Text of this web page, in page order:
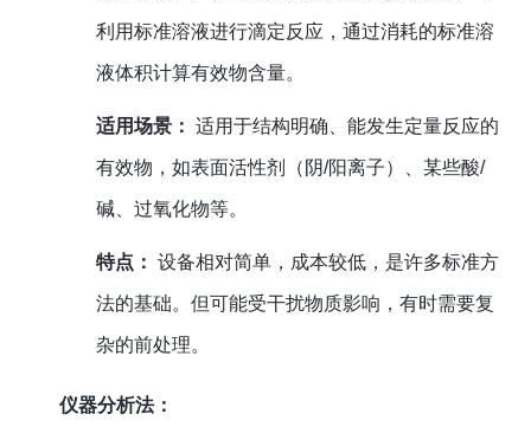
利用标准溶液进行滴定反应，通过消耗的标准溶
液体积计算有效物含量。
适用场景： 适用于结构明确、能发生定量反应的
有效物，如表面活性剂（阴/阳离子）、某些酸/
碱、过氧化物等。
特点： 设备相对简单，成本较低，是许多标准方
法的基础。但可能受干扰物质影响，有时需要复
杂的前处理。
仪器分析法：